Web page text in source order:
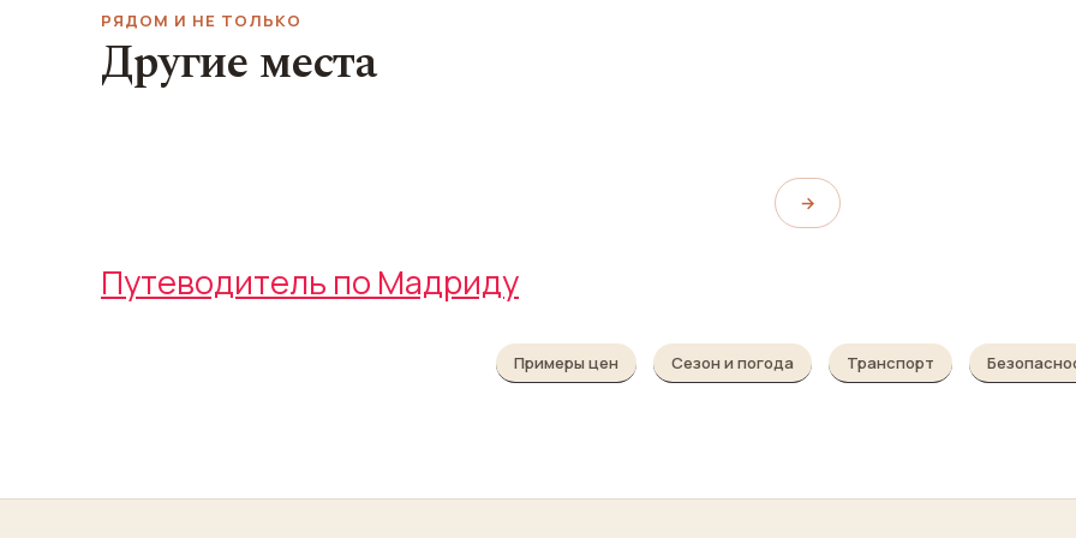
РЯДОМ И НЕ ТОЛЬКО
Другие места
Площадь Сибелес
→
Путеводитель по Мадриду
Примеры цен Сезон и погода Транспорт